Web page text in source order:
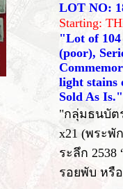
LOT NO:
Starting:
"Lot of
(poor),
light stains
Sold As Is."
"กลุ่มธนบัต
x21 (พระพั
ระลึก 2538
รอยพับ หรื